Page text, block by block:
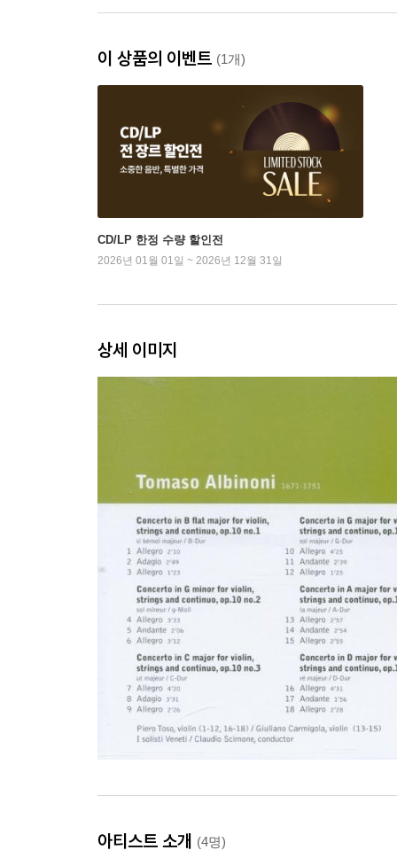
이 상품의 이벤트 (1개)
CD/LP 한정 수량 할인전
2026년 01월 01일 ~ 2026년 12월 31일
상세 이미지
아티스트 소개 (4명)